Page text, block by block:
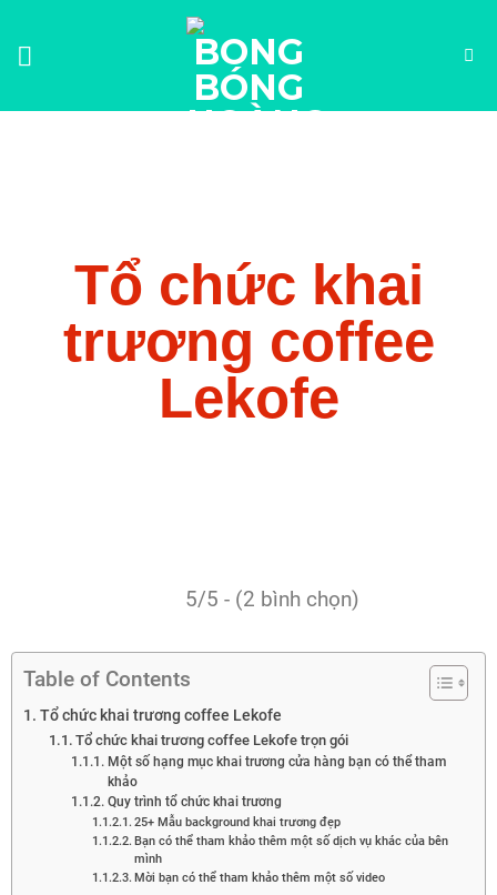
Tổ chức khai
trương coffee
Lekofe
5/5 - (2 bình chọn)
Table of Contents
Tổ chức khai trương coffee Lekofe
Tổ chức khai trương coffee Lekofe trọn gói
Một số hạng mục khai trương cửa hàng bạn có thể tham
khảo
Quy trình tổ chức khai trương
25+ Mẫu background khai trương đẹp
Bạn có thể tham khảo thêm một số dịch vụ khác của bên
mình
Mời bạn có thể tham khảo thêm một số video